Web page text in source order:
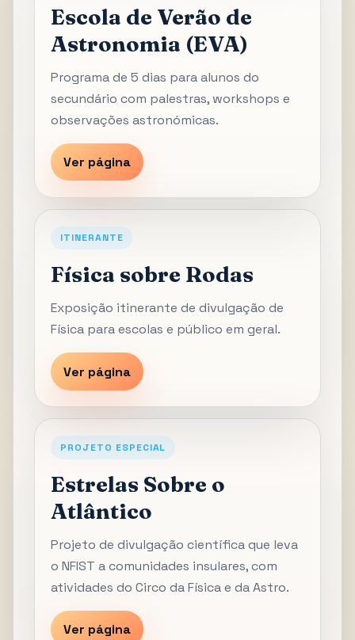
Escola de Verão de
Astronomia (EVA)
Programa de 5 dias para alunos do
secundário com palestras, workshops e
observações astronómicas.
Ver página
ITINERANTE
Física sobre Rodas
Exposição itinerante de divulgação de
Física para escolas e público em geral.
Ver página
PROJETO ESPECIAL
Estrelas Sobre o
Atlântico
Projeto de divulgação científica que leva
o NFIST a comunidades insulares, com
atividades do Circo da Física e da Astro.
Ver página